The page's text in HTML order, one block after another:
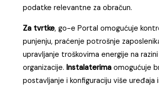
podatke relevantne za obračun.
Za tvrtke, go-e Portal omogućuje
punjenju, praćenje potrošnje
upravljanje troškovima energije na
organizacije.Instalaterima omogućuje
postavljanje i konfiguraciju više uređaja